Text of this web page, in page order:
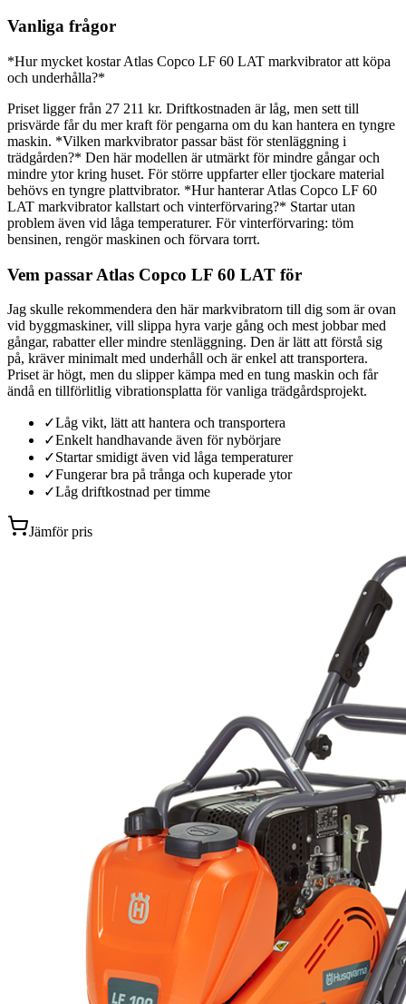
Vanliga frågor
*Hur mycket kostar Atlas Copco LF 60 LAT markvibrator att köpa
och underhålla?*
Priset ligger från 27 211 kr. Driftkostnaden är låg, men sett till
prisvärde får du mer kraft för pengarna om du kan hantera en tyngre
maskin. *Vilken markvibrator passar bäst för stenläggning i
trädgården?* Den här modellen är utmärkt för mindre gångar och
mindre ytor kring huset. För större uppfarter eller tjockare material
behövs en tyngre plattvibrator. *Hur hanterar Atlas Copco LF 60
LAT markvibrator kallstart och vinterförvaring?* Startar utan
problem även vid låga temperaturer. För vinterförvaring: töm
bensinen, rengör maskinen och förvara torrt.
Vem passar Atlas Copco LF 60 LAT för
Jag skulle rekommendera den här markvibratorn till dig som är ovan
vid byggmaskiner, vill slippa hyra varje gång och mest jobbar med
gångar, rabatter eller mindre stenläggning. Den är lätt att förstå sig
på, kräver minimalt med underhåll och är enkel att transportera.
Priset är högt, men du slipper kämpa med en tung maskin och får
ändå en tillförlitlig vibrationsplatta för vanliga trädgårdsprojekt.
✓Låg vikt, lätt att hantera och transportera
✓Enkelt handhavande även för nybörjare
✓Startar smidigt även vid låga temperaturer
✓Fungerar bra på trånga och kuperade ytor
✓Låg driftkostnad per timme
Jämför pris